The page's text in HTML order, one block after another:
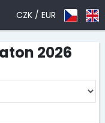
CZK / EUR
2026